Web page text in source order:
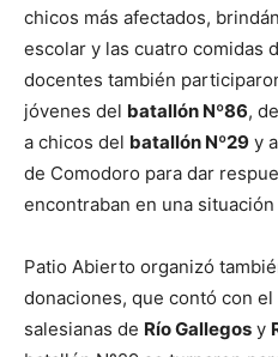
chicos más afectados,
escolar y las cuatro comidas
docentes también
jóvenes del batallón Nº86, de
a chicos del batallón Nº29 y
de Comodoro para dar
encontraban en una
Patio Abierto organizó
donaciones, que contó con
salesianas de Río Gallegos y